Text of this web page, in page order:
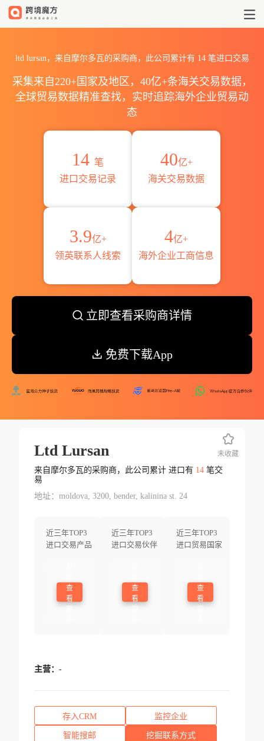
ltd lursan，来自摩尔多瓦的采购商，此公司累计有 14笔进口交易
采集来自220+国家及地区，40亿+条海关交易数据，
全球贸易数据精准查找，实时追踪海外企业贸易动
态
14 笔
进口交易记录
40亿+
海关交易数据
3.9亿+
领英联系人线索
4亿+
海外企业工商信息
立即查看采购商详情
免费下载App
Ltd Lursan
来自摩尔多瓦的采购商，此公司累计 进口有 14笔交
易
地址：moldova, 3200, bender, kalinina st. 24
近三年TOP3
进口交易产品
查
看
近三年TOP3
进口交易伙伴
查
看
近三年TOP3
进口贸易国家
查
看
未收藏
主营： -
存入CRM 监控企业
智能搜邮 挖掘联系方式